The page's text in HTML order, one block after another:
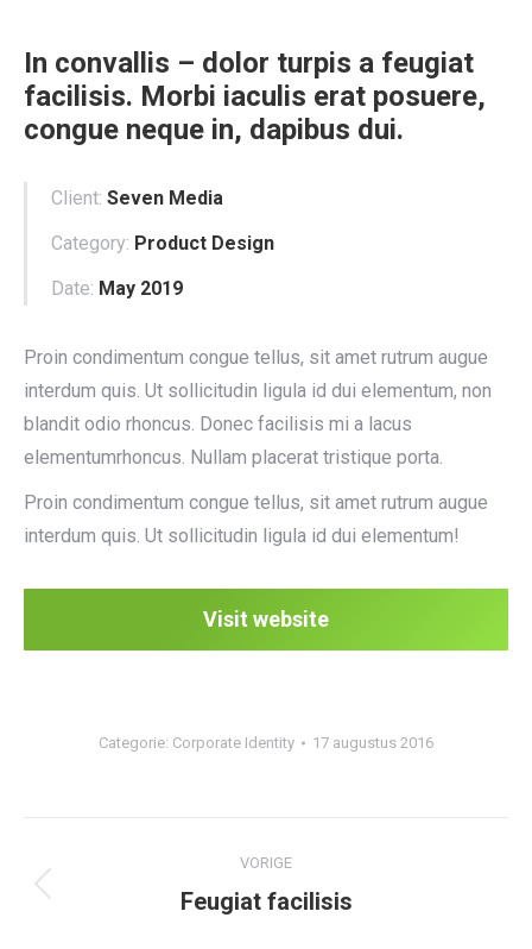
In convallis – dolor turpis a feugiat
facilisis. Morbi iaculis erat posuere,
congue neque in, dapibus dui.
Client: Seven Media
Category: Product Design
Date: May 2019
Proin condimentum congue tellus, sit amet rutrum augue
interdum quis. Ut sollicitudin ligula id dui elementum, non
blandit odio rhoncus. Donec facilisis mi a lacus
elementumrhoncus. Nullam placerat tristique porta.
Proin condimentum congue tellus, sit amet rutrum augue
interdum quis. Ut sollicitudin ligula id dui elementum!
Visit website
Categorie: Corporate Identity 17 augustus 2016
navigation
VORIGE
Previous
Feugiat facilisis